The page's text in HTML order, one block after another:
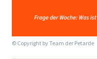
© Copyright byTeam der Petarde